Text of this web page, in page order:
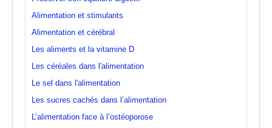
Alimentation et stimulants
Alimentation et cérébral
Les aliments et la vitamine D
Les céréales dans l'alimentation
Le sel dans l'alimentation
Les sucres cachés dans l’alimentation
L’alimentation face à l’ostéoporose